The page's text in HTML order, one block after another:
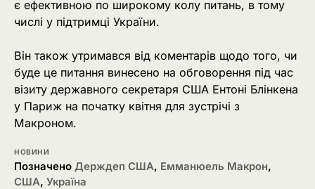
є ефективною по широкому колу питань, в тому
числі у підтримці України.
Він також утримався від коментарів щодо того, чи
буде це питання винесено на обговорення під час
візиту державного секретаря США Ентоні Блінкена
у Париж на початку квітня для зустрічі з
Макроном.
НОВИНИ
Позначено Держдеп США, Емманюель Макрон,
США, Україна